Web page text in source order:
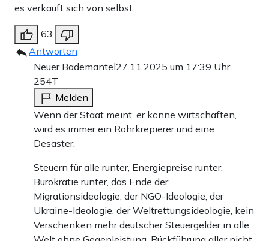
es verkauft sich von selbst.
63
Antworten
Neuer Bademantel27.11.2025 um 17:39 Uhr
254T
Melden
Wenn der Staat meint, er könne wirtschaften,
wird es immer ein Rohrkrepierer und eine
Desaster.
Steuern für alle runter, Energiepreise runter,
Bürokratie runter, das Ende der
Migrationsideologie, der NGO-Ideologie, der
Ukraine-Ideologie, der Weltrettungsideologie, kein
Verschenken mehr deutscher Steuergelder in alle